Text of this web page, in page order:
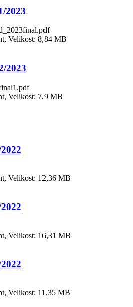
2023
Velikost: 8,84 MB
2023
Velikost: 7,9 MB
Velikost: 12,36 MB
Velikost: 16,31 MB
Velikost: 11,35 MB